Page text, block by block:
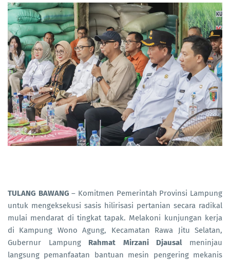
TULANG BAWANG – Komitmen Pemerintah Provinsi Lampung
untuk mengeksekusi sasis hilirisasi pertanian secara radikal
mulai mendarat di tingkat tapak. Melakoni kunjungan kerja
di Kampung Wono Agung, Kecamatan Rawa Jitu Selatan,
Gubernur Lampung Rahmat Mirzani Djausal meninjau
langsung pemanfaatan bantuan mesin pengering mekanis